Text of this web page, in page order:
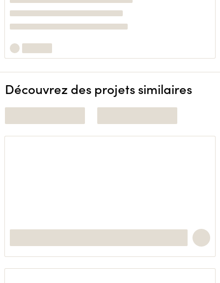
Découvrez des projets similaires